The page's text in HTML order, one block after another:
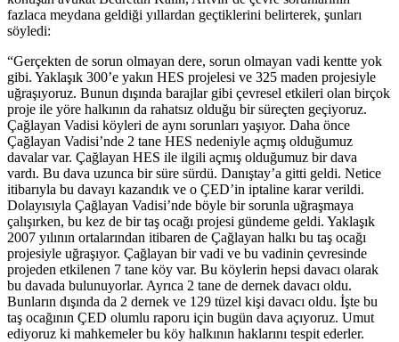
fazlaca meydana geldiği yıllardan geçtiklerini belirterek, şunları
söyledi:
“Gerçekten de sorun olmayan dere, sorun olmayan vadi kentte yok
gibi. Yaklaşık 300’e yakın HES projelesi ve 325 maden projesiyle
uğraşıyoruz. Bunun dışında barajlar gibi çevresel etkileri olan birçok
proje ile yöre halkının da rahatsız olduğu bir süreçten geçiyoruz.
Çağlayan Vadisi köyleri de aynı sorunları yaşıyor. Daha önce
Çağlayan Vadisi’nde 2 tane HES nedeniyle açmış olduğumuz
davalar var. Çağlayan HES ile ilgili açmış olduğumuz bir dava
vardı. Bu dava uzunca bir süre sürdü. Danıştay’a gitti geldi. Netice
itibarıyla bu davayı kazandık ve o ÇED’in iptaline karar verildi.
Dolayısıyla Çağlayan Vadisi’nde böyle bir sorunla uğraşmaya
çalışırken, bu kez de bir taş ocağı projesi gündeme geldi. Yaklaşık
2007 yılının ortalarından itibaren de Çağlayan halkı bu taş ocağı
projesiyle uğraşıyor. Çağlayan bir vadi ve bu vadinin çevresinde
projeden etkilenen 7 tane köy var. Bu köylerin hepsi davacı olarak
bu davada bulunuyorlar. Ayrıca 2 tane de dernek davacı oldu.
Bunların dışında da 2 dernek ve 129 tüzel kişi davacı oldu. İşte bu
taş ocağının ÇED olumlu raporu için bugün dava açıyoruz. Umut
ediyoruz ki mahkemeler bu köy halkının haklarını tespit ederler.